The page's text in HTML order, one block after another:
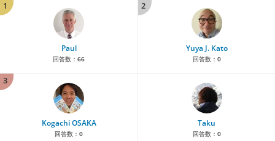
1
Paul
回答数： 66
2
Yuya J. Kato
回答数： 0
3
Kogachi OSAKA
回答数： 0
Taku
回答数： 0